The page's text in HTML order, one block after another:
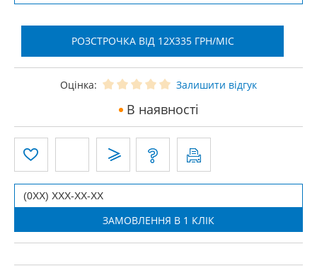
РОЗСТРОЧКА ВІД 12X335 ГРН/МІС
Оцінка: Залишити відгук
В наявності